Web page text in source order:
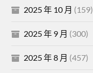
2025 年 10 月 (159)
2025 年 9 月 (300)
2025 年 8 月 (457)